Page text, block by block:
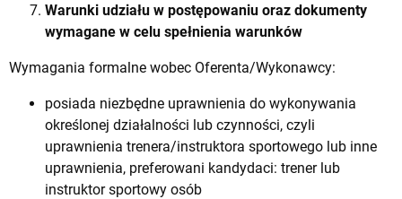
Warunki udziału w postępowaniu oraz dokumenty
wymagane w celu spełnienia warunków
Wymagania formalne wobec Oferenta/Wykonawcy:
posiada niezbędne uprawnienia do wykonywania
określonej działalności lub czynności, czyli
uprawnienia trenera/instruktora sportowego lub inne
uprawnienia, preferowani kandydaci: trener lub
instruktor sportowy osób